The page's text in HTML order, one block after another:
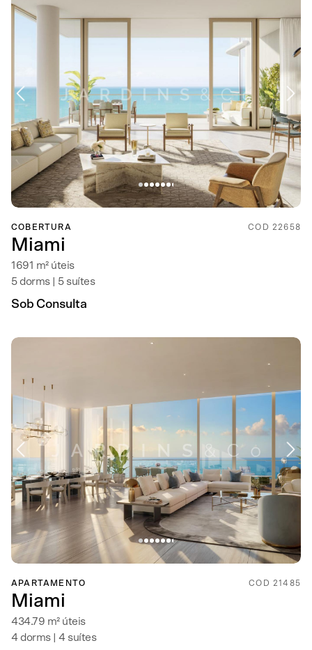
COBERTURA COD 22658
Miami
1691 m² úteis
5 dorms | 5 suítes
Sob Consulta
APARTAMENTO COD 21485
Miami
434.79 m² úteis
4 dorms | 4 suítes